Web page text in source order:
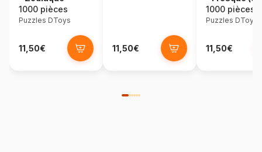
1000 pièces
Puzzles DToys
11,50€ 11,50€
1000 pièces
Puzzles DToys
11,50€